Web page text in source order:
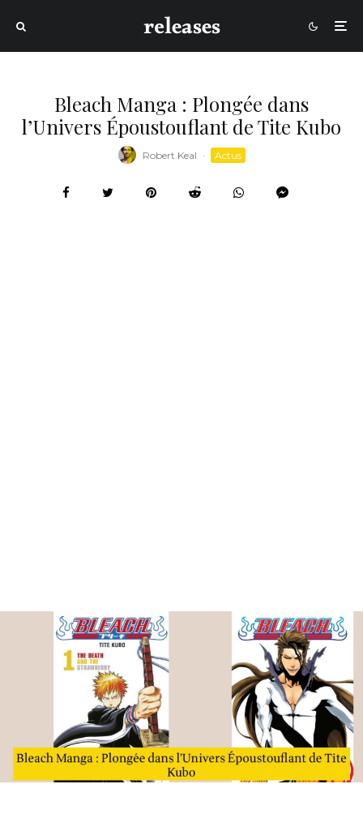
Bleach Manga : Plongée dans
l’Univers Époustouflant de Tite Kubo
Robert Keal · Actus